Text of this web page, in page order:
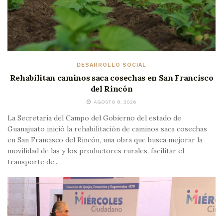
DESARROLLO SOCIAL
Rehabilitan caminos saca cosechas en San Francisco
del Rincón
AGOSTO 8, 2026
La Secretaría del Campo del Gobierno del estado de
Guanajuato inició la rehabilitación de caminos saca cosechas
en San Francisco del Rincón, una obra que busca mejorar la
movilidad de las y los productores rurales, facilitar el
transporte de...